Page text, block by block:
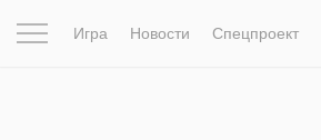
Игра Новости Спецпроект